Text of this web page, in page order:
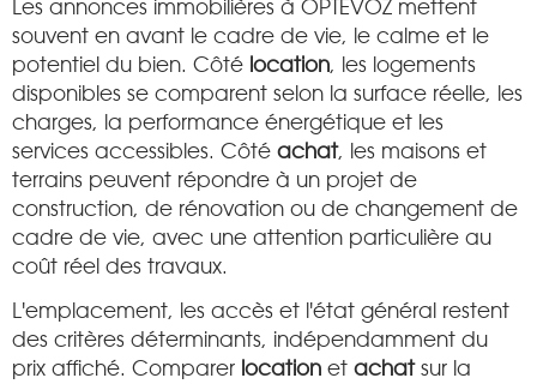
Les annonces immobilières à OPTEVOZ mettent
souvent en avant le cadre de vie, le calme et le
potentiel du bien. Côté location, les logements
disponibles se comparent selon la surface réelle, les
charges, la performance énergétique et les
services accessibles. Côté achat, les maisons et
terrains peuvent répondre à un projet de
construction, de rénovation ou de changement de
cadre de vie, avec une attention particulière au
coût réel des travaux.
L'emplacement, les accès et l'état général restent
des critères déterminants, indépendamment du
prix affiché. Comparer location et achatsur la